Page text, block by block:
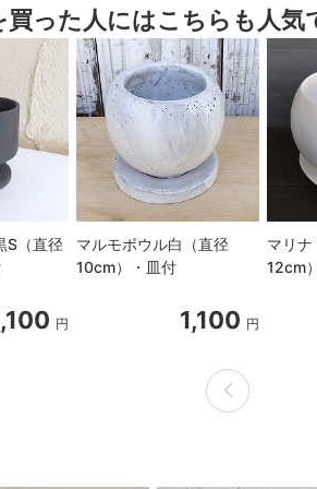
買った人にはこちらも人気
S（直径
円
マルモボウル白（直径
10cm）・皿付
1,100 円
マリ
12cm